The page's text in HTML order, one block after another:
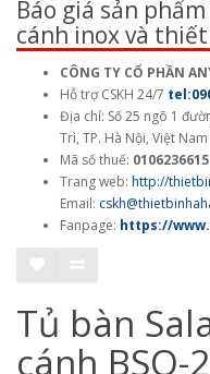
Báo giá sản
cánh inox và
CÔNG TY CỔ PHẦN
Hỗ trợ CSKH 24/7
Địa chỉ: Số 25 ngõ 1
Trì, TP. Hà Nội, Việt Nam
Mã số thuế: 0106236615
Trang web: http://
Email:
Fanpage: https://
Tủ bàn
cánh BSQ-